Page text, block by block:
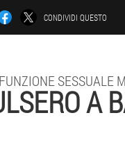
CONDIVIDI QUESTO
SESSUALE
A